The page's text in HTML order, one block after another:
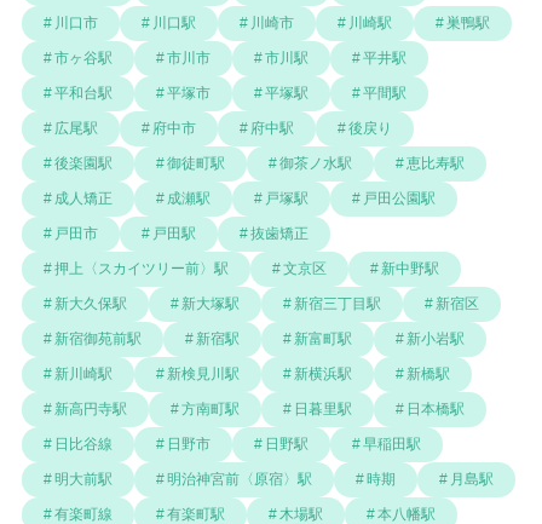
川口市 川口駅 川崎市 川崎駅 巣鴨駅
市ヶ谷駅 市川市 市川駅 平井駅
平和台駅 平塚市 平塚駅 平間駅
広尾駅 府中市 府中駅 後戻り
後楽園駅 御徒町駅 御茶ノ水駅 恵比寿駅
成人矯正 成瀬駅 戸塚駅 戸田公園駅
戸田市 戸田駅 抜歯矯正
押上〈スカイツリー前〉駅 文京区 新中野駅
新大久保駅 新大塚駅 新宿三丁目駅 新宿区
新宿御苑前駅 新宿駅 新富町駅 新小岩駅
新川崎駅 新検見川駅 新横浜駅 新橋駅
新高円寺駅 方南町駅 日暮里駅 日本橋駅
日比谷線 日野市 日野駅 早稲田駅
明大前駅 明治神宮前〈原宿〉駅 時期 月島駅
有楽町線 有楽町駅 木場駅 本八幡駅